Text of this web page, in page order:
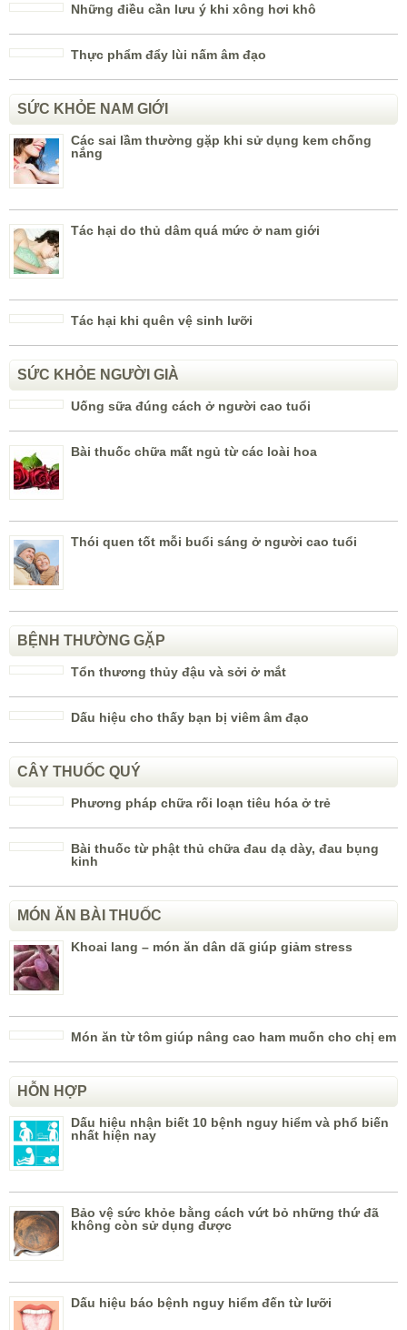
Những điều cần lưu ý khi xông hơi khô
Thực phẩm đẩy lùi nấm âm đạo
SỨC KHỎE NAM GIỚI
Các sai lầm thường gặp khi sử dụng kem chống
nắng
Tác hại do thủ dâm quá mức ở nam giới
Tác hại khi quên vệ sinh lưỡi
SỨC KHỎE NGƯỜI GIÀ
Uống sữa đúng cách ở người cao tuổi
Bài thuốc chữa mất ngủ từ các loài hoa
Thói quen tốt mỗi buổi sáng ở người cao tuổi
BỆNH THƯỜNG GẶP
Tổn thương thủy đậu và sởi ở mắt
Dấu hiệu cho thấy bạn bị viêm âm đạo
CÂY THUỐC QUÝ
Phương pháp chữa rối loạn tiêu hóa ở trẻ
Bài thuốc từ phật thủ chữa đau dạ dày, đau bụng
kinh
MÓN ĂN BÀI THUỐC
Khoai lang – món ăn dân dã giúp giảm stress
Món ăn từ tôm giúp nâng cao ham muốn cho chị em
HỖN HỢP
Dấu hiệu nhận biết 10 bệnh nguy hiểm và phổ biến
nhất hiện nay
Bảo vệ sức khỏe bằng cách vứt bỏ những thứ đã
không còn sử dụng được
Dấu hiệu báo bệnh nguy hiểm đến từ lưỡi